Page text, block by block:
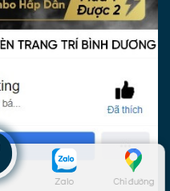
Zalo Chỉ đường